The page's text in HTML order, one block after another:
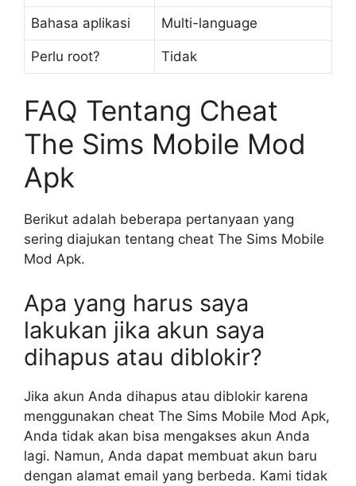
Bahasa aplikasi Multi-language
Perlu root? Tidak
FAQ Tentang Cheat
The Sims Mobile Mod
Apk
Berikut adalah beberapa pertanyaan yang
sering diajukan tentang cheat The Sims Mobile
Mod Apk.
Apa yang harus saya
lakukan jika akun saya
dihapus atau diblokir?
Jika akun Anda dihapus atau diblokir karena
menggunakan cheat The Sims Mobile Mod Apk,
Anda tidak akan bisa mengakses akun Anda
lagi. Namun, Anda dapat membuat akun baru
dengan alamat email yang berbeda. Kami tidak